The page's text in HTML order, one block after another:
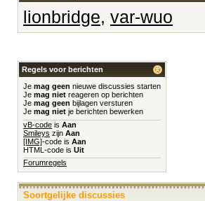
lionbridge, var-wuo
Regels voor berichten
Je mag geen nieuwe discussies starten
Je mag niet reageren op berichten
Je mag geen bijlagen versturen
Je mag niet je berichten bewerken
vB-code is Aan
Smileys zijn Aan
[IMG]-code is Aan
HTML-code is Uit
Forumregels
Soortgelijke discussies